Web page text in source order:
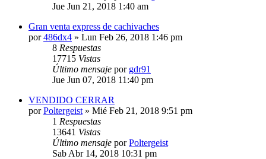
Jue Jun 21, 2018 1:40 am
Gran venta express de cachivaches
por486dx4 » Lun Feb 26, 2018 1:46 pm
8 Respuestas
17715 Vistas
Último mensaje por gdr91
Jue Jun 07, 2018 11:40 pm
VENDIDO CERRAR
porPoltergeist » Mié Feb 21, 2018 9:51 pm
1 Respuestas
13641 Vistas
Último mensaje porPoltergeist
Sab Abr 14, 2018 10:31 pm